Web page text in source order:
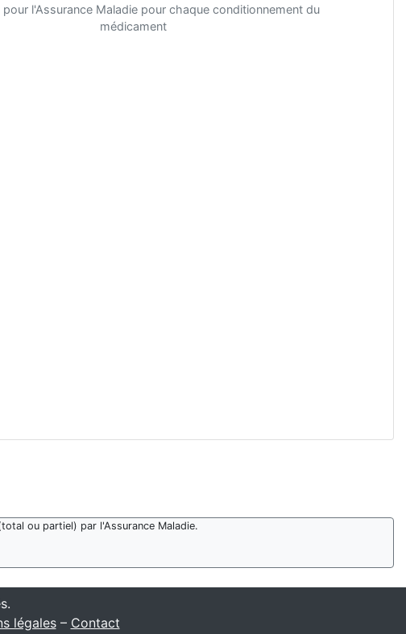
l'Assurance Maladie pour chaque conditionnement du
médicament
ou partiel) par l'Assurance Maladie.
légales– Contact